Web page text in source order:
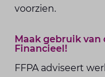
voorzien.
Maak gebruik van
Financieel!
FFPA adviseert